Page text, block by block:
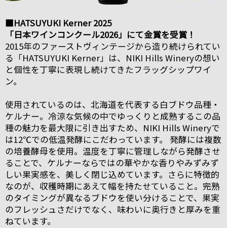
■HATSUYUKI Kerner 2025
「日本ワインコンクール2026」にて金賞を受賞！
2015年のファーストヴィンテージから造り続けられてい
る「HATSUYUKI Kerner」は、NIKI Hills Wineryの想い
と個性を丁寧に表現し続けてきたフラッグシップワイ
ン。
使用されているのは、北海道を代表する白ブドウ品種・
ケルナー。冷涼な気候の中でゆっくりと成熟するこの品
種の魅力を最大限に引き出すため、NIKI Hills Wineryで
は12℃での低温発酵にこだわっています。 発酵には複数
の培養酵母を使用。温度を丁寧に管理しながら発酵させ
ることで、ケルナーならではの華やかな香りやみずみず
しい果実感を、美しく閉じ込めています。さらに特徴的
なのが、収穫時期にあえて幅を持たせていること。完熟
のタイミングが異なるブドウを使い分けることで、果実
のフレッシュさだけでなく、味わいに奥行きと厚みを重
ねています。